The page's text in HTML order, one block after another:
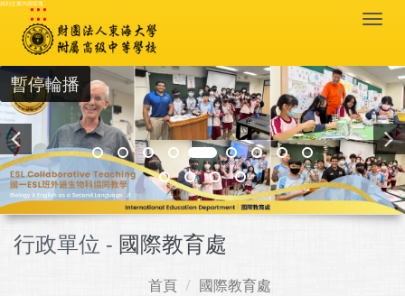
跳到主要內容區塊
:::
暫停輪播
行政單位 - 國際教育處
首頁 國際教育處